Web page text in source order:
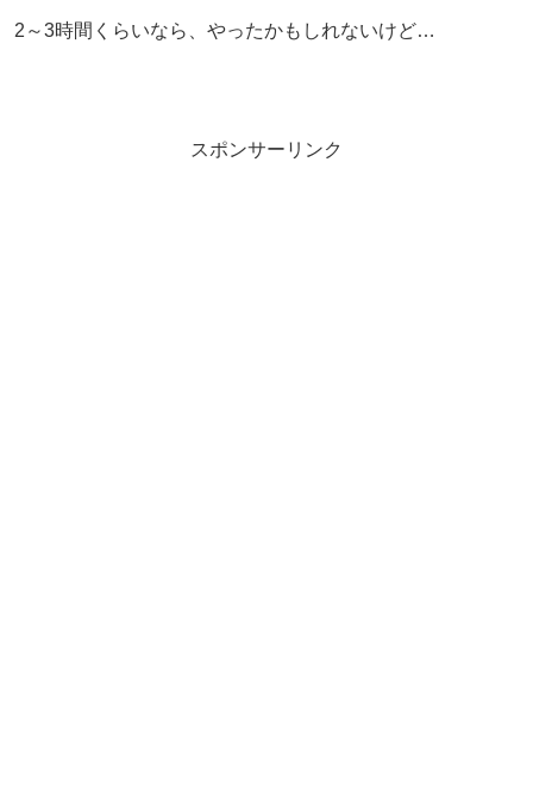
2～3時間くらいなら、やったかもしれないけど…
スポンサーリンク